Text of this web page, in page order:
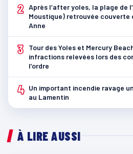
2 Après l’after yoles, la plage de
Moustique) retrouvée couverte
Anne
3
Tour des Yoles et Mercury
infractions relevées lors des
l’ordre
4 Un important incendie ravage
au Lamentin
À LIRE AUSSI